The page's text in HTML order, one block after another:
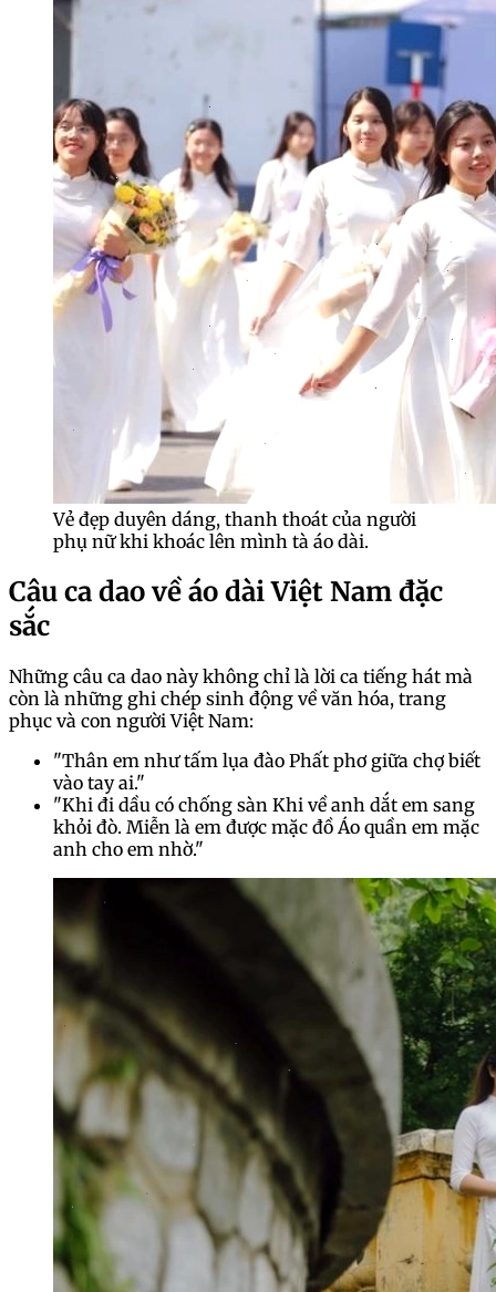
Vẻ đẹp duyên dáng, thanh thoát của người
phụ nữ khi khoác lên mình tà áo dài.
Câu ca dao về áo dài Việt Nam đặc
sắc
Những câu ca dao này không chỉ là lời ca tiếng hát mà
còn là những ghi chép sinh động về văn hóa, trang
phục và con người Việt Nam:
"Thân em như tấm lụa đào Phất phơ giữa chợ biết
vào tay ai."
"Khi đi dầu có chống sàn Khi về anh dắt em sang
khỏi đò. Miễn là em được mặc đồ Áo quần em mặc
anh cho em nhờ."